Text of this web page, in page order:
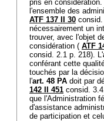
pris en
l'ensemble des
ATF 137 II 30
nécessairement un
trouver, avec l'objet
considération ( ATF
consid. 2.1 p. 218). L'
conférant cette
touchés par la
l'art. 48 PA doit par
142 II 451 consid.
que l'Administration
d'assistance
de participation et